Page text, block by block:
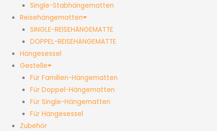
Single-Stabhängematten
Reisehängematten
SINGLE-REISEHÄNGEMATTE
DOPPEL-REISEHÄNGEMATTE
Hängesessel
Gestelle
Für Familien-Hängematten
Für Doppel-Hängematten
Für Single-Hängematten
Für Hängesessel
Zubehör